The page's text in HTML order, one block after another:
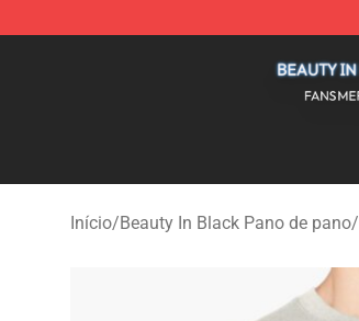
Início/Beauty In Black Pano de pano/